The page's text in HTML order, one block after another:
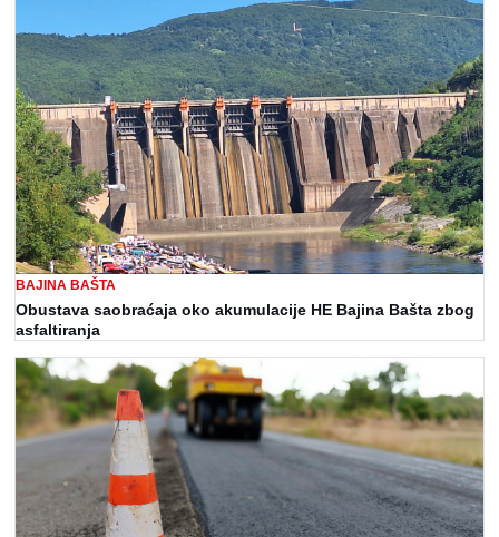
BAJINA BAŠTA
Obustava saobraćaja oko akumulacije HE Bajina Bašta zbog
asfaltiranja